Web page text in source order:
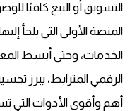
التسويق أو البيع كافيًا
المنصة الأولى التي يلجأ
الخدمات، وحتى أبسط
أهم وأقوى الأدوات التي